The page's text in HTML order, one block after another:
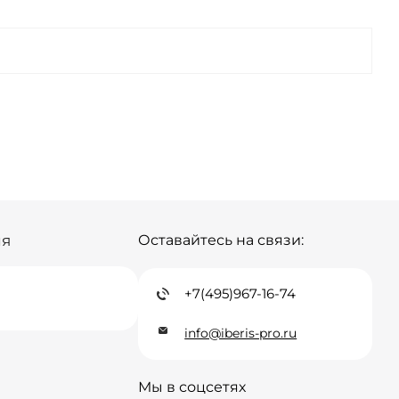
Оставайтесь на связи:
+7(495)967-16-74
info@iberis-pro.ru
Мы в соцсетях